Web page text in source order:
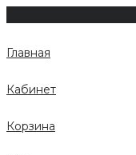
Главная
Кабинет
Корзина